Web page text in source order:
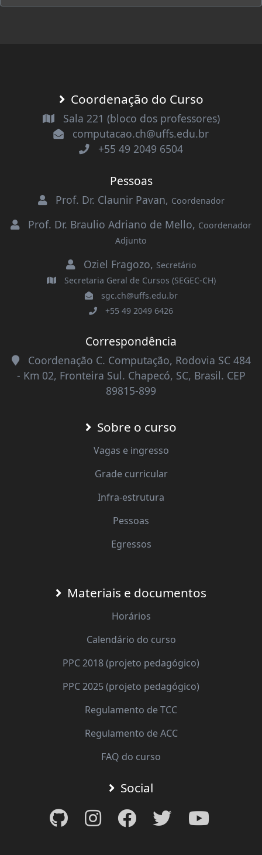
Coordenação do Curso
Sala 221 (bloco dos professores)
computacao.ch@uffs.edu.br
+55 49 2049 6504
Pessoas
Prof. Dr. Claunir Pavan, Coordenador
Prof. Dr. Braulio Adriano de Mello, Coordenador
Adjunto
Oziel Fragozo, Secretário
Secretaria Geral de Cursos (SEGEC-CH)
sgc.ch@uffs.edu.br
+55 49 2049 6426
Correspondência
Coordenação C. Computação, Rodovia SC 484
- Km 02, Fronteira Sul. Chapecó, SC, Brasil. CEP
89815-899
Sobre o curso
Vagas e ingresso
Grade curricular
Infra-estrutura
Pessoas
Egressos
Materiais e documentos
Horários
Calendário do curso
PPC 2018 (projeto pedagógico)
PPC 2025 (projeto pedagógico)
Regulamento de TCC
Regulamento de ACC
FAQ do curso
Social